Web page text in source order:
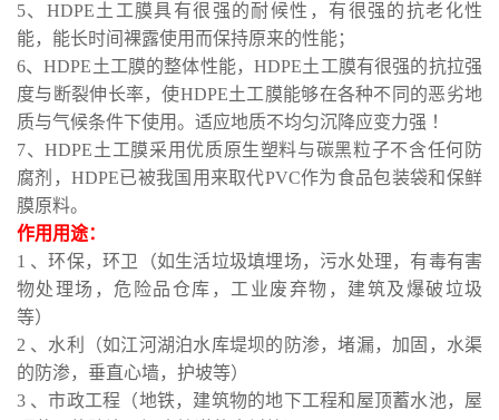
5、HDPE土工膜具有很强的耐候性，有很强的抗老化性
能，能长时间裸露使用而保持原来的性能；
6、HDPE土工膜的整体性能，HDPE土工膜有很强的抗拉强
度与断裂伸长率，使HDPE土工膜能够在各种不同的恶劣地
质与气候条件下使用。适应地质不均匀沉降应变力强 ！
7、HDPE土工膜采用优质原生塑料与碳黑粒子不含任何防
腐剂，HDPE已被我国用来取代PVC作为食品包装袋和保鲜
膜原料。
作用用途：
1 、环保，环卫（如生活垃圾填埋场，污水处理，有毒有害
物处理场，危险品仓库，工业废弃物，建筑及爆破垃圾
等）
2 、水利（如江河湖泊水库堤坝的防渗，堵漏，加固，水渠
的防渗，垂直心墙，护坡等）
3 、市政工程（地铁，建筑物的地下工程和屋顶蓄水池，屋